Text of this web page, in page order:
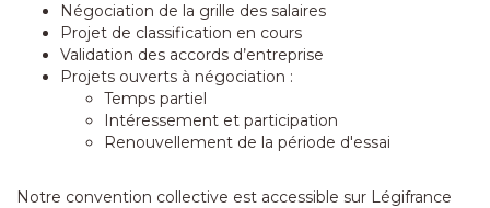
Négociation de la grille des salaires
Projet de classification en cours
Validation des accords d’entreprise
Projets ouverts à négociation :
Temps partiel
Intéressement et participation
Renouvellement de la période d'essai
Notre convention collective est accessible sur Légifrance